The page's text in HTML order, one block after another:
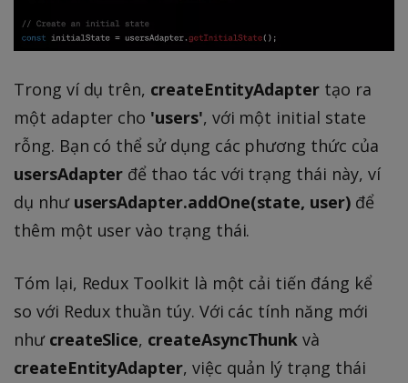
Trong ví dụ trên, createEntityAdapter tạo ra
một adapter cho 'users', với một initial state
rỗng. Bạn có thể sử dụng các phương thức của
usersAdapter để thao tác với trạng thái này, ví
dụ như usersAdapter.addOne(state, user)để
thêm một user vào trạng thái.
Tóm lại, Redux Toolkit là một cải tiến đáng kể
so với Redux thuần túy. Với các tính năng mới
như createSlice, createAsyncThunk và
createEntityAdapter, việc quản lý trạng thái